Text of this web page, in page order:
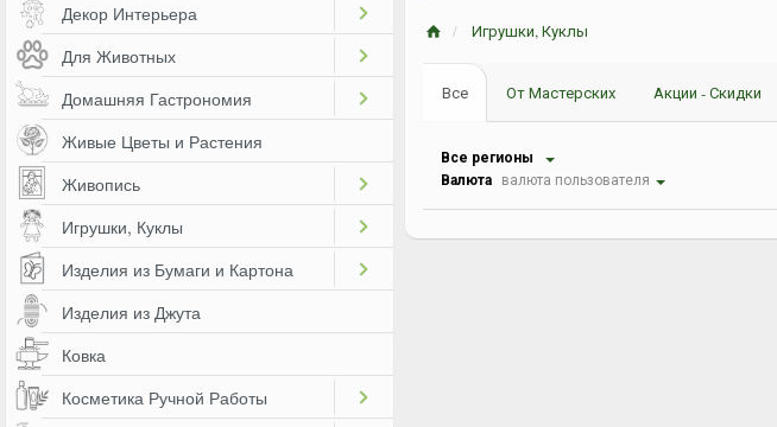
Декор Интерьера
Для Животных
Домашняя Гастрономия
Живые Цветы и Растения
Живопись
Игрушки, Куклы
Изделия из Бумаги и Картона
Изделия из Джута
Ковка
Косметика Ручной Работы
Игрушки, Куклы
Все От Мастерских Акции - Скидки
Все регионы
Валюта валюта пользователя